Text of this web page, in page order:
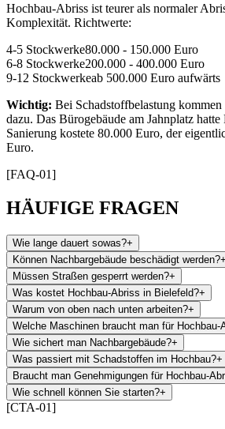
Hochbau-Abriss ist teurer als normaler
Komplexität. Richtwerte:
4-5 Stockwerke80.000 - 150.000 Euro
6-8 Stockwerke200.000 - 400.000 Euro
9-12 Stockwerkeab 500.000 Euro aufwärts
Wichtig: Bei Schadstoffbelastung
dazu. Das Bürogebäude am Jahnplatz
Sanierung kostete 80.000 Euro, der
Euro.
[FAQ-01]
HÄUFIGE FRAGEN
Wie lange dauert sowas?+
Können Nachbargebäude beschädigt werden?+
Müssen Straßen gesperrt werden?+
Was kostet Hochbau-Abriss in Bielefeld?+
Warum von oben nach unten arbeiten?+
Welche Maschinen braucht man für Hochbau-
Wie sichert man Nachbargebäude?+
Was passiert mit Schadstoffen im Hochbau?+
Braucht man Genehmigungen für Hochbau-
Wie schnell können Sie starten?+
[CTA-01]